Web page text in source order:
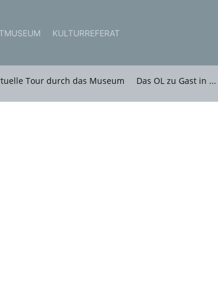
KULTURREFERAT
Tour durch das Museum Das OL zu Gast in ...